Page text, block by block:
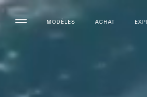
MODÈLES ACHAT